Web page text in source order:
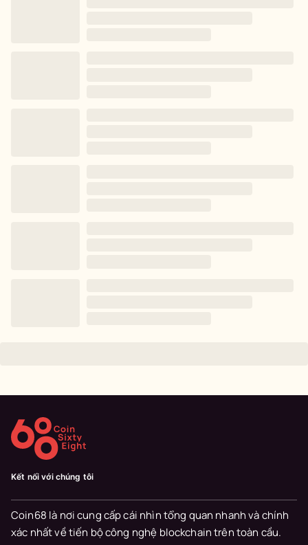
Kết nối với chúng tôi
Coin68 là nơi cung cấp cái nhìn tổng quan nhanh và chính
xác nhất về tiến bộ công nghệ blockchain trên toàn cầu.